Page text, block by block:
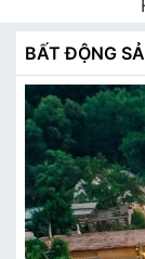
BẤT ĐỘNG